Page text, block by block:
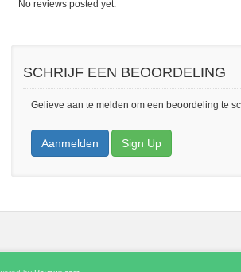
No reviews posted yet.
SCHRIJF EEN BEOORDELING
Gelieve aan te melden om een beoordeling te
Aanmelden Sign Up